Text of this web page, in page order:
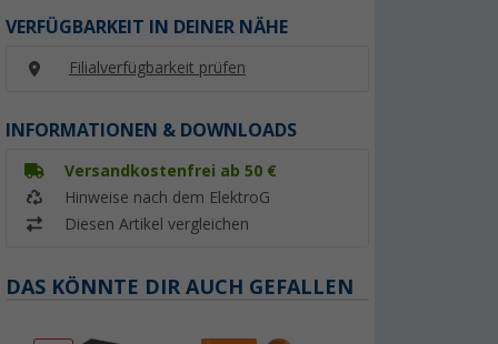
VERFÜGBARKEIT IN DEINER NÄHE
Filialverfügbarkeit prüfen
INFORMATIONEN & DOWNLOADS
Versandkostenfrei ab 50 €
Hinweise nach dem ElektroG
Diesen Artikel vergleichen
DAS KÖNNTE DIR AUCH GEFALLEN